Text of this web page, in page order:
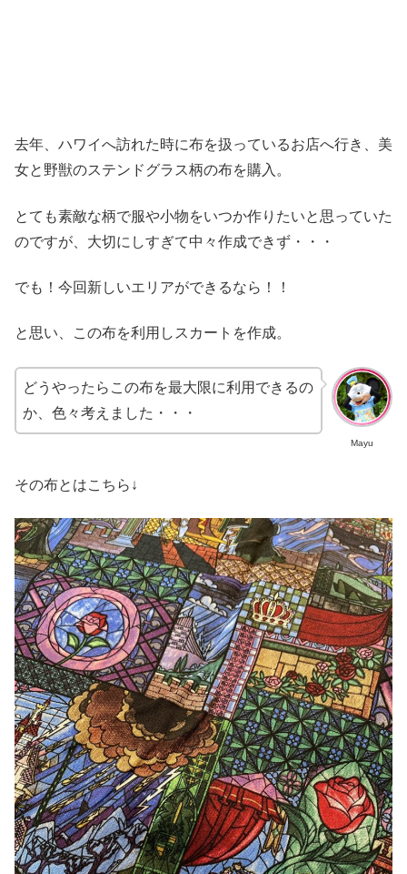
去年、ハワイへ訪れた時に布を扱っているお店へ行き、美
女と野獣のステンドグラス柄の布を購入。
とても素敵な柄で服や小物をいつか作りたいと思っていた
のですが、大切にしすぎて中々作成できず・・・
でも！今回新しいエリアができるなら！！
と思い、この布を利用しスカートを作成。
Mayu
どうやったらこの布を最大限に利用できるの
か、色々考えました・・・
その布とはこちら↓